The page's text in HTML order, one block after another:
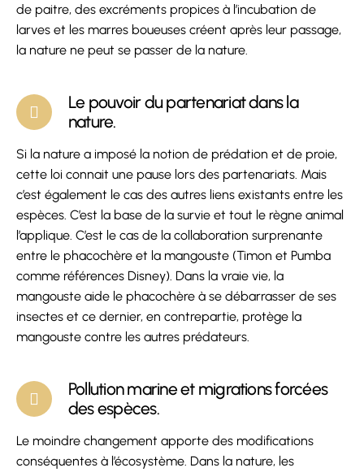
de paitre, des excréments propices à l’incubation de
larves et les marres boueuses créent après leur passage,
la nature ne peut se passer de la nature.
Le pouvoir du partenariat dans la
nature.
Si la nature a imposé la notion de prédation et de proie,
cette loi connait une pause lors des partenariats. Mais
c’est également le cas des autres liens existants entre les
espèces. C’est la base de la survie et tout le règne animal
l’applique. C’est le cas de la collaboration surprenante
entre le phacochère et la mangouste (Timon et Pumba
comme références Disney). Dans la vraie vie, la
mangouste aide le phacochère à se débarrasser de ses
insectes et ce dernier, en contrepartie, protège la
mangouste contre les autres prédateurs.
Pollution marine et migrations forcées
des espèces.
Le moindre changement apporte des modifications
conséquentes à l’écosystème. Dans la nature, les